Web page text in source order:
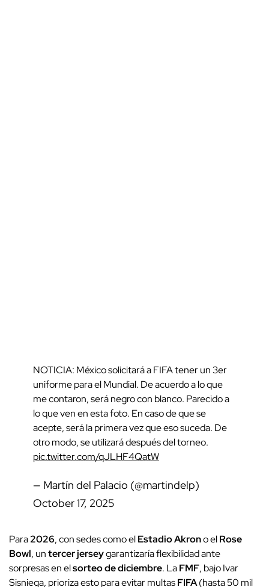
NOTICIA: México solicitará a FIFA tener un 3er
uniforme para el Mundial. De acuerdo a lo que
me contaron, será negro con blanco. Parecido a
lo que ven en esta foto. En caso de que se
acepte, será la primera vez que eso suceda. De
otro modo, se utilizará después del torneo.
pic.twitter.com/qJLHF4QatW
— Martín del Palacio (@martindelp)
October 17, 2025
Para2026, con sedes como elEstadio Akrono elRose
Bowl, untercer jerseygarantizaría flexibilidad ante
sorpresas en elsorteo de diciembre. LaFMF, bajo Ivar
Sisniega, prioriza esto para evitar multasFIFA(hasta 50 mil